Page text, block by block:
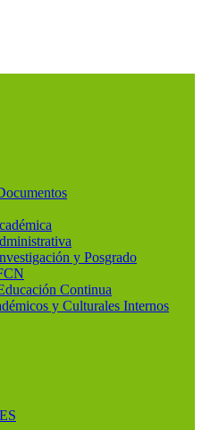
y Posgrado
Continua
y Culturales Internos